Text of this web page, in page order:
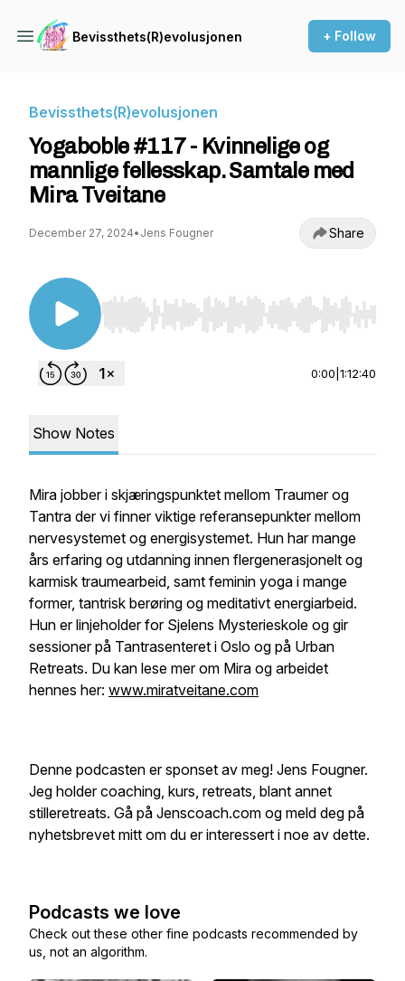
Bevissthets(R)evolusjonen + Follow
Bevissthets(R)evolusjonen
Yogaboble #117 - Kvinnelige og
mannlige fellesskap. Samtale med
Mira Tveitane
December 27, 2024• Jens Fougner Share
Use Left/Right to seek, Home/End to jump to
0:00 1:12:40
Show Notes
Mira jobber i skjæringspunktet mellom Traumer og
Tantra der vi finner viktige referansepunkter mellom
nervesystemet og energisystemet. Hun har mange
års erfaring og utdanning innen flergenerasjonelt og
karmisk traumearbeid, samt feminin yoga i mange
former, tantrisk berøring og meditativt energiarbeid.
Hun er linjeholder for Sjelens Mysterieskole og gir
sessioner på Tantrasenteret i Oslo og på Urban
Retreats. Du kan lese mer om Mira og arbeidet
hennes her: www.miratveitane.com
Denne podcasten er sponset av meg! Jens Fougner.
Jeg holder coaching, kurs, retreats, blant annet
stilleretreats. Gå på Jenscoach.com og meld deg på
nyhetsbrevet mitt om du er interessert i noe av dette.
Podcasts we love
Check out these other fine podcasts recommended by
us, not an algorithm.